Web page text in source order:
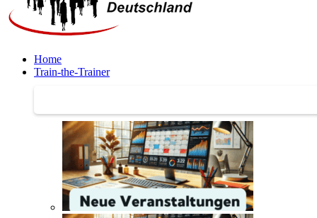
Home
Train-the-Trainer